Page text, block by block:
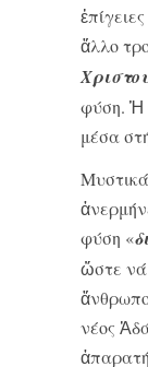
ἄλλο
φύση. Ἡ
μέσα
φύση «
ὥστε νά
νέος